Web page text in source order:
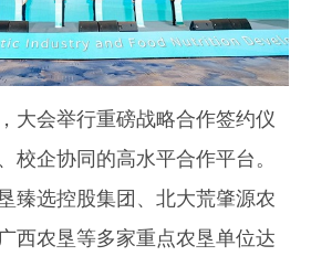
会举行重磅战略合作签约仪
校企协同的高水平合作平台。
臻选控股集团、北大荒肇源农
西农垦等多家重点农垦单位达